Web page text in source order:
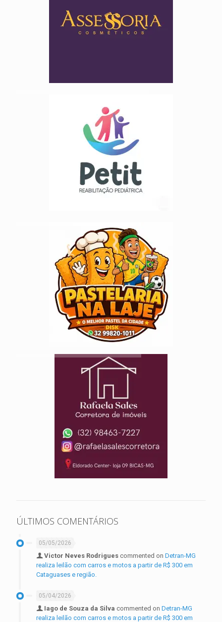
ÚLTIMOS COMENTÁRIOS
05/05/2026
Victor Neves Rodrigues commented on Detran-MG
realiza leilão com carros e motos a partir de R$ 300 em
Cataguases e região.
05/04/2026
Iago de Souza da Silva commented on Detran-MG
realiza leilão com carros e motos a partir de R$ 300 em